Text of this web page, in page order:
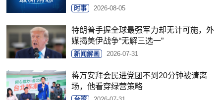
时事 2026-08-05
特朗普手握全球最强军力却无计可施，外
媒揭美伊战争“无解三选一”
新闻解画 2026-07-31
蒋万安拜会民进党团不到20分钟被请离
场，他看穿绿营策略